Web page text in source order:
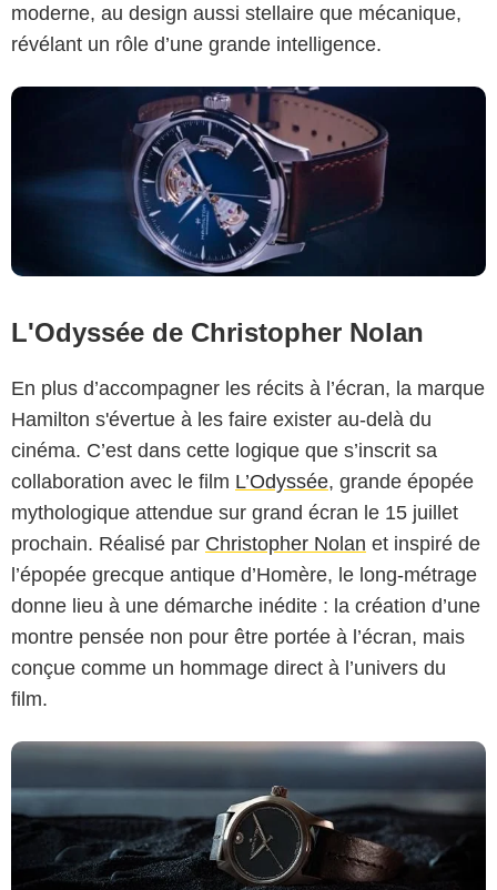
moderne, au design aussi stellaire que mécanique,
révélant un rôle d’une grande intelligence.
L'Odyssée de Christopher Nolan
En plus d’accompagner les récits à l’écran, la marque
Hamilton s'évertue à les faire exister au-delà du
cinéma. C’est dans cette logique que s’inscrit sa
collaboration avec le film L’Odyssée, grande épopée
mythologique attendue sur grand écran le 15 juillet
prochain. Réalisé par Christopher Nolan et inspiré de
l’épopée grecque antique d’Homère, le long-métrage
donne lieu à une démarche inédite : la création d’une
montre pensée non pour être portée à l’écran, mais
conçue comme un hommage direct à l’univers du
film.